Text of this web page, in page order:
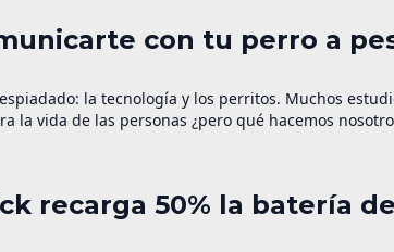
con tu perro a
la tecnología y los perritos. Muchos
la vida de las personas ¿pero qué hacemos
recarga 50% la batería de